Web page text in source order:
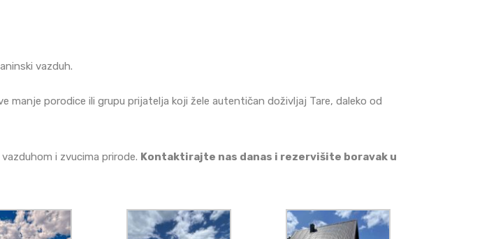
vazduh.
manje porodice ili grupu prijatelja koji žele autentičan doživljaj Tare, daleko od
i zvucima prirode. Kontaktirajte nas danas i rezervišite boravak u